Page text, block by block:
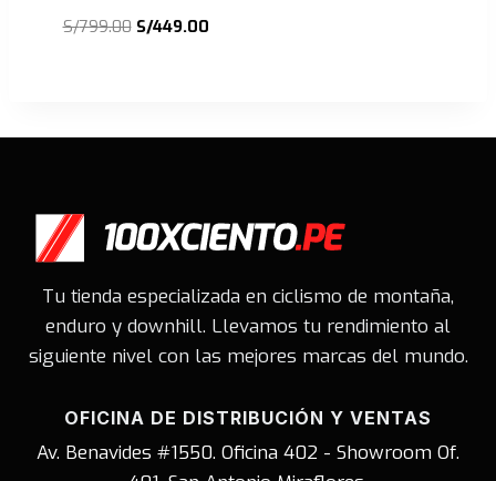
S/799.00 El
S/449.00El
Tu tienda especializada en ciclismo de montaña,
enduro y downhill. Llevamos tu rendimiento al
siguiente nivel con las mejores marcas del mundo.
OFICINA DE DISTRIBUCIÓN Y VENTAS
Av. Benavides #1550. Oficina 402 - Showroom Of.